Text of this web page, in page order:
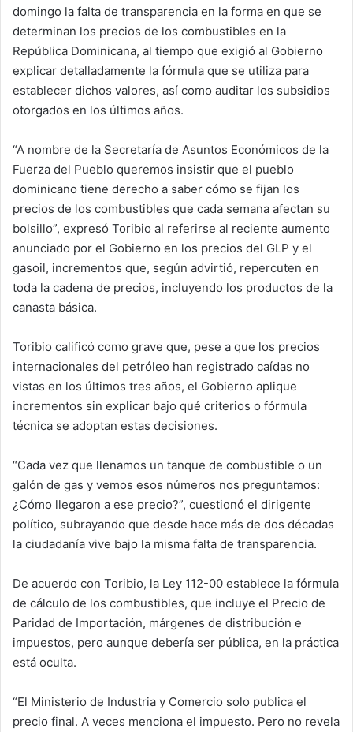
domingo la falta de transparencia en la forma en que se
determinan los precios de los combustibles en la
República Dominicana, al tiempo que exigió al Gobierno
explicar detalladamente la fórmula que se utiliza para
establecer dichos valores, así como auditar los subsidios
otorgados en los últimos años.
“A nombre de la Secretaría de Asuntos Económicos de la
Fuerza del Pueblo queremos insistir que el pueblo
dominicano tiene derecho a saber cómo se fijan los
precios de los combustibles que cada semana afectan su
bolsillo”, expresó Toribio al referirse al reciente aumento
anunciado por el Gobierno en los precios del GLP y el
gasoil, incrementos que, según advirtió, repercuten en
toda la cadena de precios, incluyendo los productos de la
canasta básica.
Toribio calificó como grave que, pese a que los precios
internacionales del petróleo han registrado caídas no
vistas en los últimos tres años, el Gobierno aplique
incrementos sin explicar bajo qué criterios o fórmula
técnica se adoptan estas decisiones.
“Cada vez que llenamos un tanque de combustible o un
galón de gas y vemos esos números nos preguntamos:
¿Cómo llegaron a ese precio?”, cuestionó el dirigente
político, subrayando que desde hace más de dos décadas
la ciudadanía vive bajo la misma falta de transparencia.
De acuerdo con Toribio, la Ley 112-00 establece la fórmula
de cálculo de los combustibles, que incluye el Precio de
Paridad de Importación, márgenes de distribución e
impuestos, pero aunque debería ser pública, en la práctica
está oculta.
“El Ministerio de Industria y Comercio solo publica el
precio final. A veces menciona el impuesto. Pero no revela